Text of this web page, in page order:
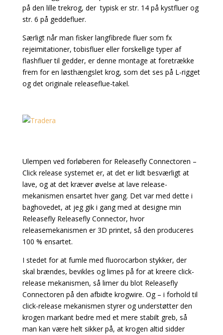
på den lille trekrog, der typisk er str. 14 på kystfluer og
str. 6 på geddefluer.
Særligt når man fisker langfibrede fluer som fx
rejeimitationer, tobisfluer eller forskellige typer af
flashfluer til gedder, er denne montage at foretrække
frem for en løsthængslet krog, som det ses på L-rigget
og det originale releaseflue-takel.
Ulempen ved forløberen for Releasefly Connectoren –
Click release systemet er, at det er lidt besværligt at
lave, og at det kræver øvelse at lave release-
mekanismen ensartet hver gang. Det var med dette i
baghovedet, at jeg gik i gang med at designe min
Releasefly Releasefly Connector, hvor
releasemekanismen er 3D printet, så den produceres
100 % ensartet.
I stedet for at fumle med fluorocarbon stykker, der
skal brændes, bevikles og limes på for at kreere click-
release mekanismen, så limer du blot Releasefly
Connectoren på den afbidte krogwire. Og – i forhold til
click-release mekanismen styrer og understøtter den
krogen markant bedre med et mere stabilt greb, så
man kan være helt sikker på, at krogen altid sidder